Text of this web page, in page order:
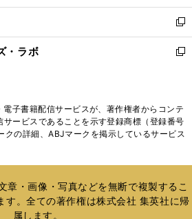
開
く
ウ
で
開
く
ン
ド
ウ
で
ウ
ィ
ン
ド
く
新
し
い
ド
ウ
で
・ラボ
新
ィ
ン
ド
開
く
子書籍配信サービスが、著作権者からコンテ
ービスであることを示す登録商標（登録番号
の詳細、ABJマークを掲示しているサービス
章・画像・写真などを無断で複製するこ
す。全ての著作権は株式会社 集英社に帰
属します。